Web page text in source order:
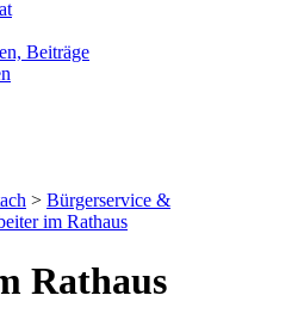
Beiträge
> Bürgerservice &
im Rathaus
Rathaus